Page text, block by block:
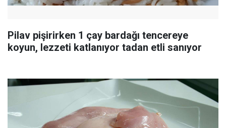
Pilav pişirirken 1 çay bardağı tencereye
koyun, lezzeti katlanıyor tadan etli sanıyor